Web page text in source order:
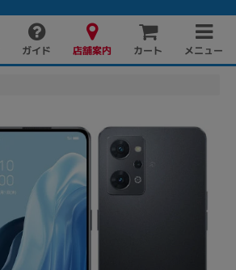
ガイド 店舗案内 カート メニュー
ソフト